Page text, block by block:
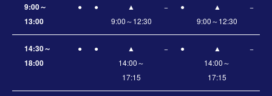
9:00～
13:00
● ●
▲
9:00～12:30
− ●
▲
9:00～12:30
−
14:30～
18:00
● ●
▲
14:00～
17:15
− ●
▲
14:00～
17:15
−